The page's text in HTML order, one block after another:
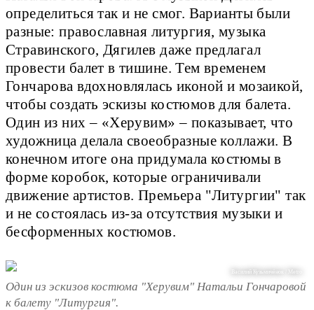
определиться так и не смог. Варианты были
разные: православная литургия, музыка
Стравинского, Дягилев даже предлагал
провести балет в тишине. Тем временем
Гончарова вдохновлялась иконой и мозаикой,
чтобы создать эскизы костюмов для балета.
Один из них – «Херувим» – показывает, что
художница делала своеобразные коллажи. В
конечном итоге она придумала костюмы в
форме коробок, которые ограничивали
движение артистов. Премьера "Литургии" так
и не состоялась из-за отсутствия музыки и
бесформенных костюмов.
Василий Кузьмичёнок / Metro
Один из эскизов костюма "Херувим" Натальи Гончаровой
к балету "Литургия".